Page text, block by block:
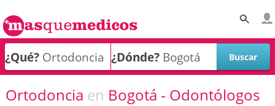
¿Qué? ¿Dónde?
Ortodoncia en Bogotá - Odontólogos